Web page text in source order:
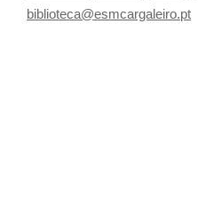
biblioteca@esmcargaleiro.pt